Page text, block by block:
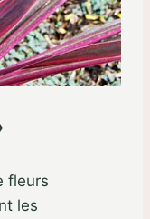
fleurs
les